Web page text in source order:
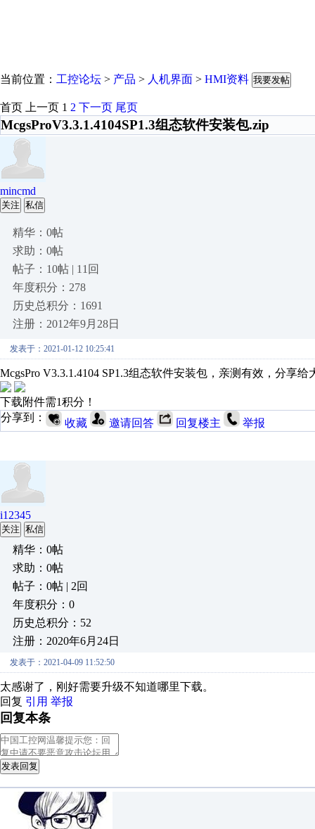
当前位置： 工控论坛 > 产品 > 人机界面 > HMI资料 我要发帖
首页 上一页 1 2 下一页 尾页
McgsProV3.3.1.4104SP1.3组态软件安装包.zip
mincmd
关注 私信
精华：0帖
求助：0帖
帖子：10帖 | 11回
年度积分：278
历史总积分：1691
注册：2012年9月28日
发表于：2021-01-12 10:25:41
McgsPro V3.3.1.4104 SP1.3组态软件安装包，亲测有效，分享给
下载附件需1积分！
分享到：
收藏 邀请回答 回复楼主 举报
i12345
关注 私信
精华：0帖
求助：0帖
帖子：0帖 | 2回
年度积分：0
历史总积分：52
注册：2020年6月24日
发表于：2021-04-09 11:52:50
太感谢了，刚好需要升级不知道哪里下载。
回复 引用 举报
回复本条
发表回复